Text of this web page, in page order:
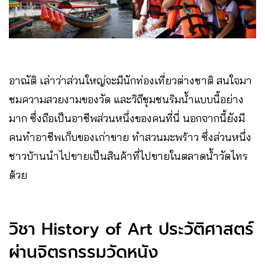
อาณัติ เล่าว่าส่วนใหญ่จะมีนักท่องเที่ยวต่างชาติ สนใจมา
ชมความสวยงามของวัด และวิถีชุมชนริมน้ำแบบนี้อย่าง
มาก ซึ่งถือเป็นอาชีพส่วนหนึ่งของคนที่นี่ นอกจากนี้ยังมี
คนทำอาชีพเก็บของเก่าขาย ทำสวนมะพร้าว ซึ่งส่วนหนึ่ง
ชาวบ้านนำไปขายเป็นสินค้าที่ไปขายในตลาดน้ำวัดไทร
ด้วย
วิชา History of Art ประวัติศาสตร์
ผ่านจิตรกรรมวัดหนัง